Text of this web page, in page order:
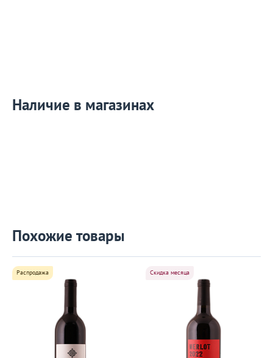
Наличие в магазинах
Похожие товары
Распродажа Скидка месяца